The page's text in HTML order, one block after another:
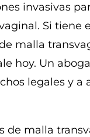
invasivas
Si tiene
malla
hoy. Un
legales y a
de malla